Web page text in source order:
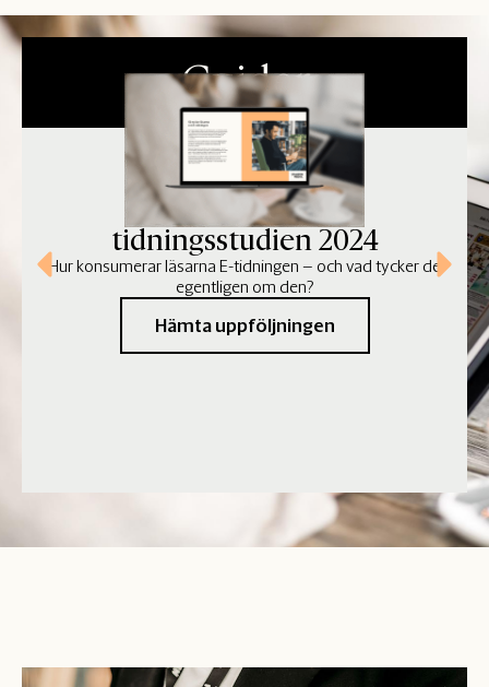
Guider
Uppföljning av E-
tidningsstudien 2024
Hur konsumerar läsarna E-tidningen – och vad tycker de
egentligen om den?
Hämta uppföljningen